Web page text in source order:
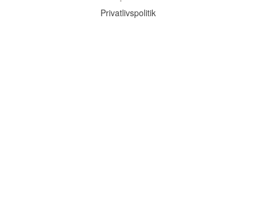
Privatlivspolitik